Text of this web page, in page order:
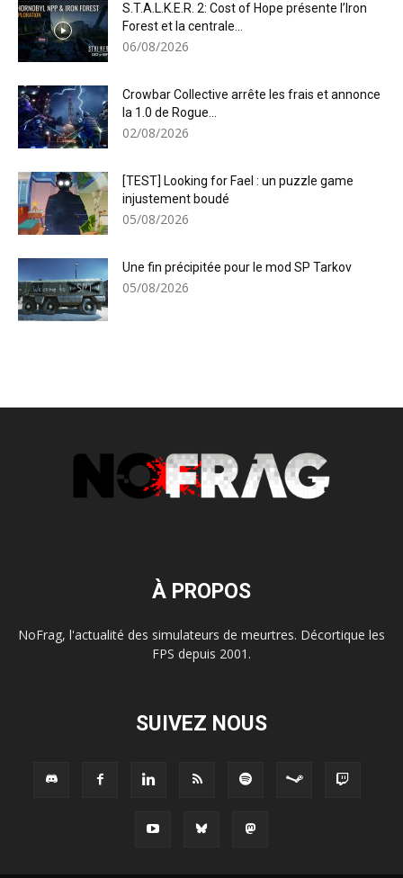
S.T.A.L.K.E.R. 2: Cost of Hope présente l’Iron
Forest et la centrale...
06/08/2026
Crowbar Collective arrête les frais et annonce
la 1.0 de Rogue...
02/08/2026
[TEST] Looking for Fael : un puzzle game
injustement boudé
05/08/2026
Une fin précipitée pour le mod SP Tarkov
05/08/2026
À PROPOS
NoFrag, l'actualité des simulateurs de meurtres. Décortique les
FPS depuis 2001.
SUIVEZ NOUS